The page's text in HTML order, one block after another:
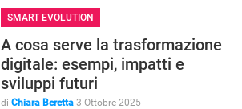
SMART EVOLUTION
A cosa serve la trasformazione
digitale: esempi, impatti e
sviluppi futuri
di Chiara Beretta 3 Ottobre 2025